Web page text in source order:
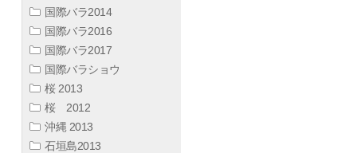
国際バラ2014
国際バラ2016
国際バラ2017
国際バラショウ
桜 2013
桜 2012
沖縄 2013
石垣島2013